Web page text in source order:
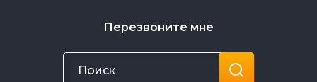
Перезвоните мне